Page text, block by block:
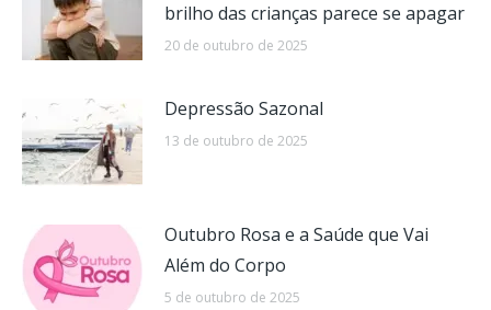
brilho das crianças parece se apagar
20 de outubro de 2025
Depressão Sazonal
13 de outubro de 2025
Outubro Rosa e a Saúde que Vai
Além do Corpo
5 de outubro de 2025